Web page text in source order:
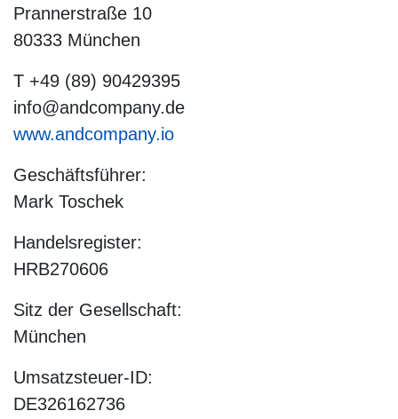
Prannerstraße 10
80333 München
T +49 (89) 90429395
info@andcompany.de
www.andcompany.io
Geschäftsführer
Mark Toschek
Handelsregister:
HRB270606
Sitz der Gesellschaft:
München
Umsatzsteuer-ID
DE326162736